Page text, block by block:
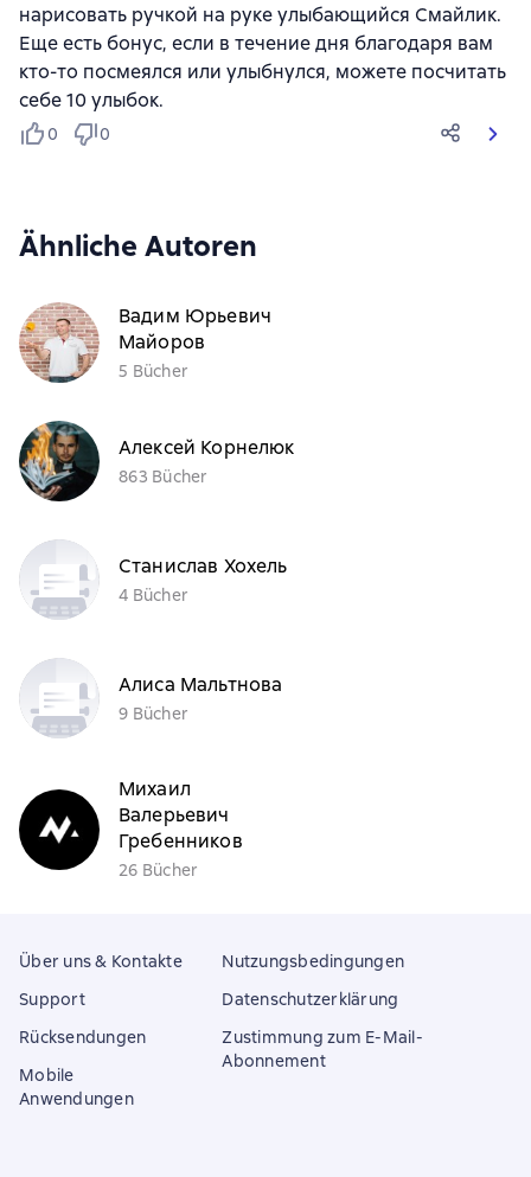
нарисовать ручкой на руке улыбающийся Смайлик.
Еще есть бонус, если в течение дня благодаря вам
кто-то посмеялся или улыбнулся, можете посчитать
себе 10 улыбок.
0 0
Ähnliche Autoren
Вадим Юрьевич
Майоров
5 Bücher
Алексей Корнелюк
863 Bücher
Станислав Хохель
4 Bücher
Алиса Мальтнова
9 Bücher
Михаил
Валерьевич
Гребенников
26 Bücher
Über uns & Kontakte
Support
Rücksendungen
Mobile
Anwendungen
Nutzungsbedingungen
Datenschutzerklärung
Zustimmung zum E-Mail-
Abonnement